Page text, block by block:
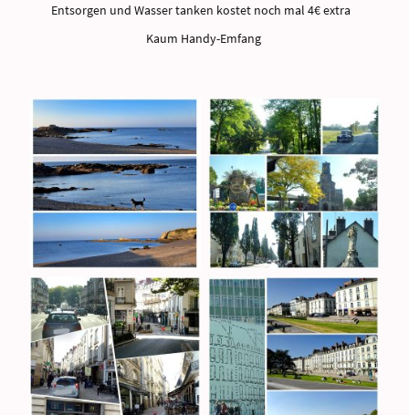
Entsorgen und Wasser tanken kostet noch mal 4€ extra
Kaum Handy-Emfang